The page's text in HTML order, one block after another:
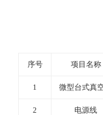
序号 项目名称
1 微型台式真
2 电源线